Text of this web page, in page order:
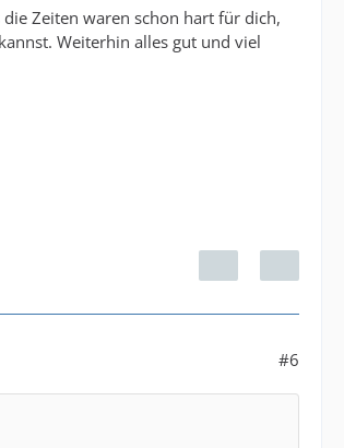
Zeiten waren schon hart für dich,
Weiterhin alles gut und viel
#6